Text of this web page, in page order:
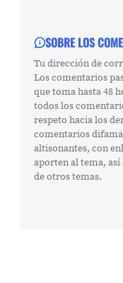
SOBRE LOS
Tu dirección de
Los comentarios
que toma hasta 48
todos los
respeto hacia los
comentarios
altisonantes, con
aporten al tema,
de otros temas.